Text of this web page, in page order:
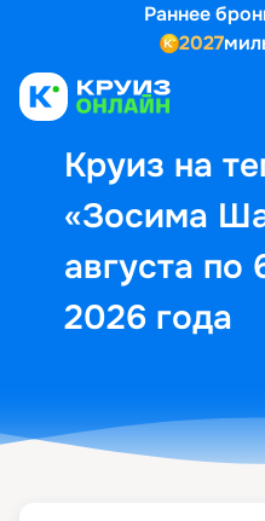
Раннее
2027
Круиз на
«Зосима
августа по
2026 года